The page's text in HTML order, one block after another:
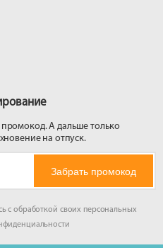
А дальше только
на отпуск.
Забрать промокод
с обработкой своих персональных